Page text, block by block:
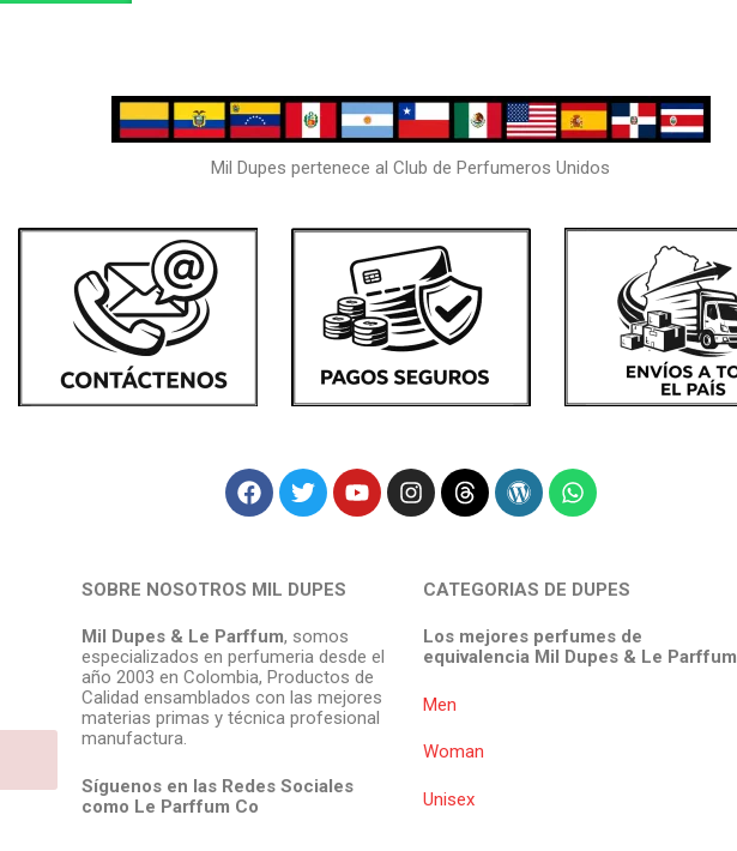
Mil Dupes pertenece al Club de Perfumeros Unidos
SOBRE NOSOTROS MIL DUPES
Mil Dupes & Le Parffum, somos
especializados en perfumeria desde el
año 2003 en Colombia, Productos de
Calidad ensamblados con las mejores
materias primas y técnica profesional
manufactura.
Síguenos en las Redes Sociales
como Le Parffum Co
CATEGORIAS DE DUPES
Los mejores perfumes de
equivalencia Mil Dupes & Le Parffum
Men
Woman
Unisex